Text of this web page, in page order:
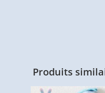
Produits